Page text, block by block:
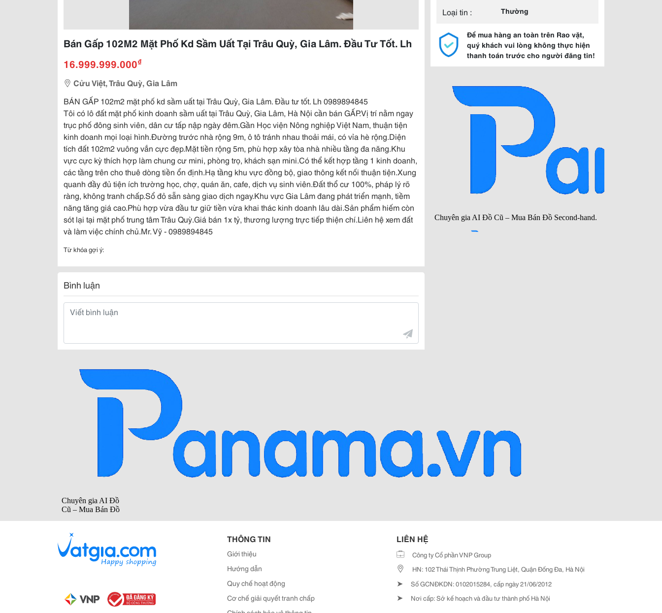
Bán Gấp 102M2 Mặt Phố Kd Sầm Uất Tại Trâu Quỳ, Gia Lâm. Đầu Tư Tốt. Lh
16.999.999.000₫
Cửu Việt, Trâu Quỳ, Gia Lâm
BÁN GẤP 102m2 mặt phố kd sầm uất tại Trâu Quỳ, Gia Lâm. Đầu tư tốt. Lh 0989894845
Tôi có lô đất mặt phố kinh doanh sầm uất tại Trâu Quỳ, Gia Lâm, Hà Nội cần bán GẤP.Vị trí nằm ngay
trục phố đông sinh viên, dân cư tấp nập ngày đêm.Gần Học viện Nông nghiệp Việt Nam, thuận tiện
kinh doanh mọi loại hình.Đường trước nhà rộng 9m, ô tô tránh nhau thoải mái, có vỉa hè rộng.Diện
tích đất 102m2 vuông vắn cực đẹp.Mặt tiền rộng 5m, phù hợp xây tòa nhà nhiều tầng đa năng.Khu
vực cực kỳ thích hợp làm chung cư mini, phòng trọ, khách sạn mini.Có thể kết hợp tầng 1 kinh doanh,
các tầng trên cho thuê dòng tiền ổn định.Hạ tầng khu vực đồng bộ, giao thông kết nối thuận tiện.Xung
quanh đầy đủ tiện ích trường học, chợ, quán ăn, cafe, dịch vụ sinh viên.Đất thổ cư 100%, pháp lý rõ
ràng, không tranh chấp.Sổ đỏ sẵn sàng giao dịch ngay.Khu vực Gia Lâm đang phát triển mạnh, tiềm
năng tăng giá cao.Phù hợp vừa đầu tư giữ tiền vừa khai thác kinh doanh lâu dài.Sản phẩm hiếm còn
sót lại tại mặt phố trung tâm Trâu Quỳ.Giá bán 1x tỷ, thương lượng trực tiếp thiện chí.Liên hệ xem đất
và làm việc chính chủ.Mr. Vỹ - 0989894845
Từ khóa gợi ý:
Bình luận
Loại tin :
Thường
Để mua hàng an toàn trên Rao vặt,
quý khách vui lòng không thực hiện
thanh toán trước cho người đăng tin!
THÔNG TIN
Giới thiệu
Hướng dẫn
Quy chế hoạt động
Cơ chế giải quyết tranh chấp
LIÊN HỆ
Công ty Cổ phần VNP Group
HN: 102 Thái Thịnh Phường Trung Liệt, Quận Đống Đa, Hà Nội
➤ Số GCNĐKDN: 0102015284, cấp ngày 21/06/2012
➤ Nơi cấp: Sở kế hoạch và đầu tư thành phố Hà Nội